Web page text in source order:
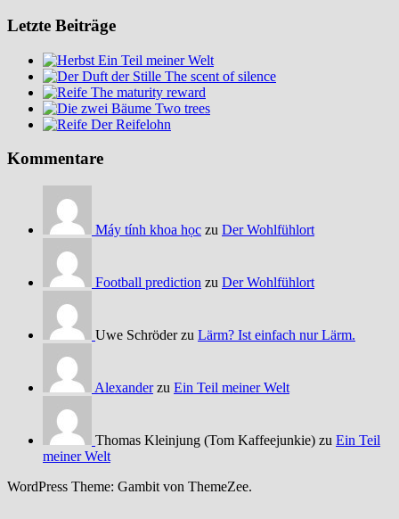
Letzte Beiträge
Ein Teil meiner Welt
The scent of silence
The maturity reward
Two trees
Der Reifelohn
Kommentare
Máy tính khoa học zu Der Wohlfühlort
Football prediction zu Der Wohlfühlort
Uwe Schröder zu Lärm? Ist einfach nur Lärm.
Alexanderzu Ein Teil meiner Welt
Thomas Kleinjung (Tom Kaffeejunkie) zu Ein Teil
meiner Welt
WordPress Theme: Gambit von ThemeZee.